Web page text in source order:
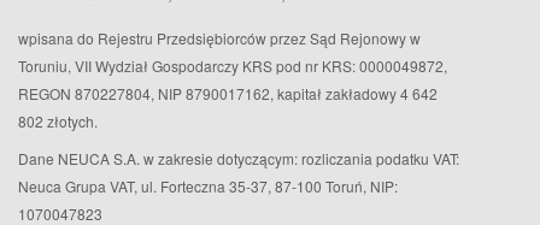
wpisana do Rejestru Przedsiębiorców przez Sąd Rejonowy w
Toruniu, VII Wydział Gospodarczy KRS pod nr KRS: 0000049872,
REGON 870227804, NIP 8790017162, kapitał zakładowy 4 642
802 złotych.
Dane NEUCA S.A. w zakresie dotyczącym: rozliczania podatku VAT:
Neuca Grupa VAT, ul. Forteczna 35-37, 87-100 Toruń, NIP:
1070047823